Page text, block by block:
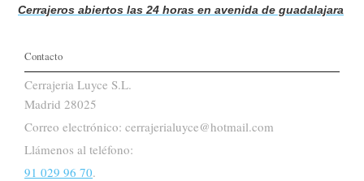
Cerrajeros abiertos las 24 horas en avenida de guadalajara
Contacto
Cerrajeria Luyce S.L.
Madrid 28025
Correo electrónico: cerrajerialuyce@hotmail.com
Llámenos al teléfono:
91 029 96 70.